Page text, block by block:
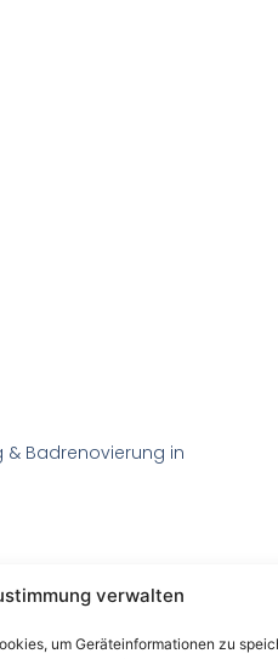
verwalten
um Geräteinformationen zu
& Badrenovierung in